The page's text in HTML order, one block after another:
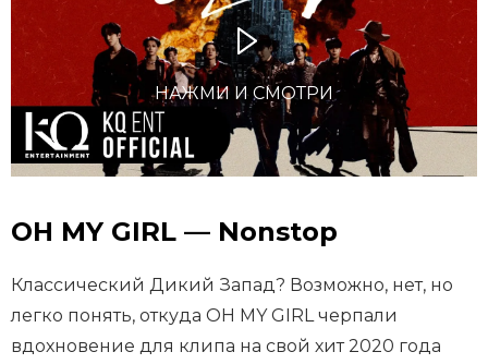
НАЖМИ И СМОТРИ
OH MY GIRL — Nonstop
Классический Дикий Запад? Возможно, нет, но
легко понять, откуда OH MY GIRL черпали
вдохновение для клипа на свой хит 2020 года